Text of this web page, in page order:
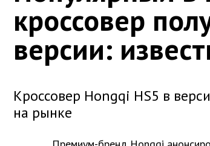
кроссовер
версии:
Кроссовер Hongqi HS5 в
на рынке